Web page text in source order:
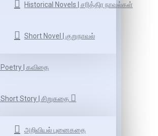
Historical Novels | சரித்திர நாவல்கள்
Short Novel | குறுநாவல்
Poetry | கவிதை
Short Story | சிறுகதை
அறிவியல் புனைகதை